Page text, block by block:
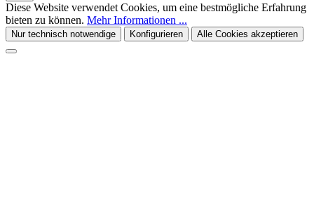
Diese Website verwendet Cookies, um eine bestmögliche Erfahrung
bieten zu können. Mehr Informationen ...
Nur technisch notwendige Konfigurieren Alle Cookies akzeptieren